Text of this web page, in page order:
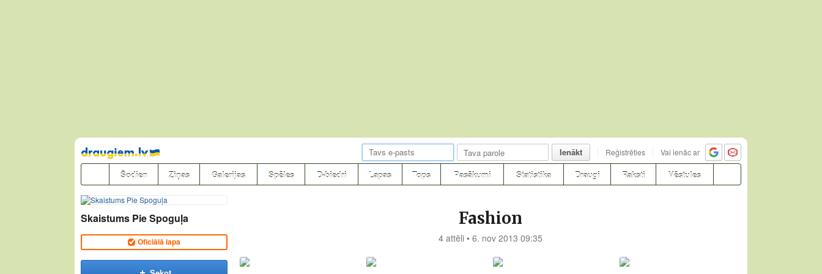
Pāriet
uz
saturu
Ienākt Reģistrēties Vai ienāc ar
Šodien Ziņas Galerijas Spēles D-biedri Lapas Tops Pasākumi Statistika Draugi Raksti Vēstules
Skaistums Pie Spoguļa
Oficiālā lapa
Fashion
4 attēli • 6. nov 2013 09:35